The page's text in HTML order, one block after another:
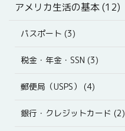
アメリカ生活の基本 (12)
パスポート (3)
税金・年金・SSN (3)
郵便局（USPS） (4)
銀行・クレジットカード (2)